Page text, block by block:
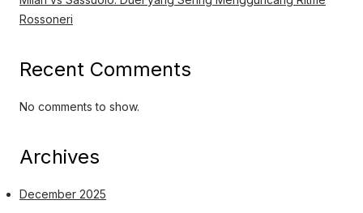
Rossoneri
Recent Comments
No comments to show.
Archives
December 2025